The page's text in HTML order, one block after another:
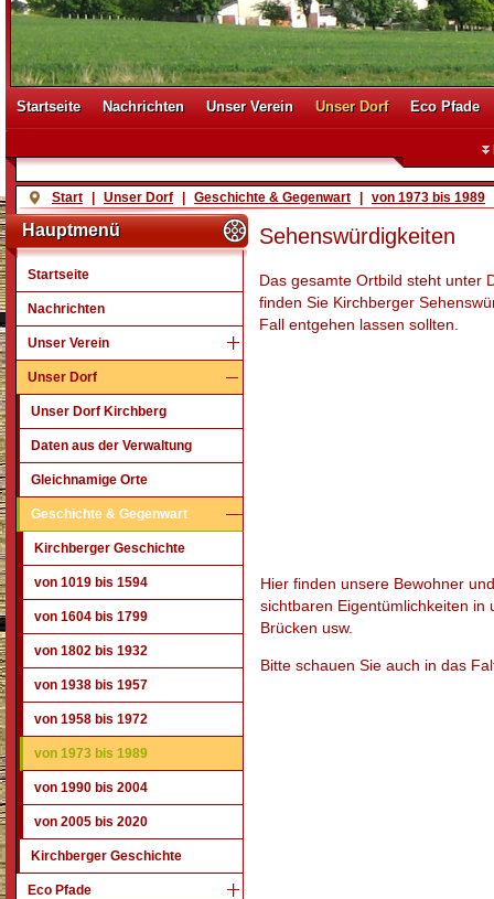
Startseite Nachrichten Unser Verein Unser Dorf Eco Pfade
Start Unser Dorf Geschichte & Gegenwart von 1973 bis 1989
Hauptmenü
Startseite
Nachrichten
Unser Verein
Unser Dorf
Unser Dorf Kirchberg
Daten aus der Verwaltung
Gleichnamige Orte
Geschichte & Gegenwart
Kirchberger Geschichte
von 1019 bis 1594
von 1604 bis 1799
von 1802 bis 1932
von 1938 bis 1957
von 1958 bis 1972
von 1973 bis 1989
von 1990 bis 2004
von 2005 bis 2020
Kirchberger Geschichte
Eco Pfade
Sehenswürdigkeiten
Das gesamte Ortbild steht unter
finden Sie Kirchberger
Fall entgehen lassen sollten.
Hier finden unsere Bewohner
sichtbaren Eigentümlichkeiten in
Brücken usw.
Bitte schauen Sie auch in das